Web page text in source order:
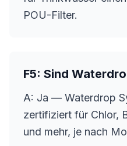
POU-Filter.
F5: Sind
A: Ja — Waterdrop
zertifiziert für Chlor,
und mehr, je nach